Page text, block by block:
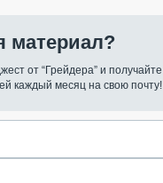
материал?
от “Грейдера” и получайте
каждый месяц на свою почту!